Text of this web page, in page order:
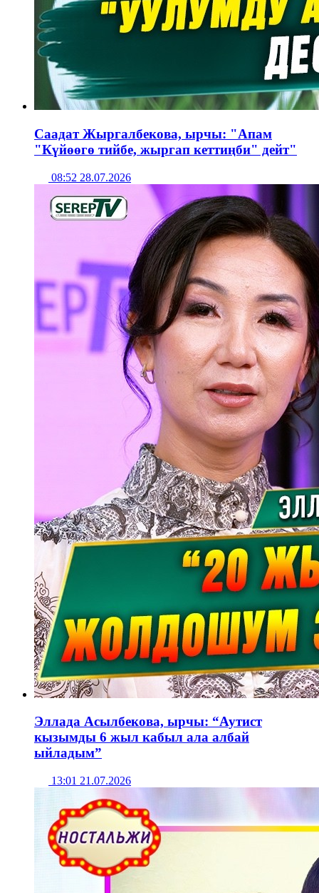
Саадат Жыргалбекова, ырчы: "Апам
"Күйөөгө тийбе, жыргап кеттиңби" дейт"
08:52 28.07.2026
Эллада Асылбекова, ырчы: “Аутист
кызымды 6 жыл кабыл ала албай
ыйладым”
13:01 21.07.2026